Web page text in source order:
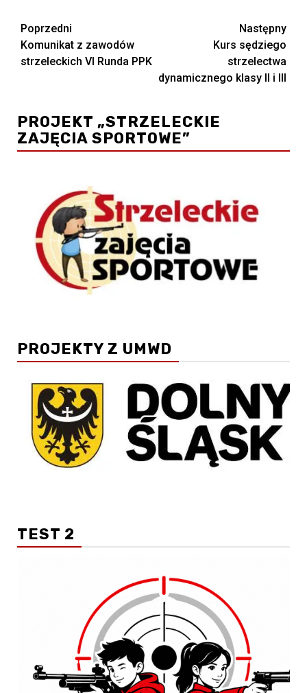
Zobacz
wpisy
Poprzedni
Komunikat z zawodów
strzeleckich VI Runda PPK
Następny
Kurs sędziego
strzelectwa
dynamicznego klasy II i III
PROJEKT „STRZELECKIE
ZAJĘCIA SPORTOWE”
PROJEKTY Z UMWD
TEST 2